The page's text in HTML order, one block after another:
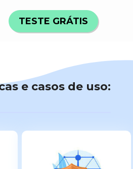
TESTE GRÁTIS
e casos de uso: